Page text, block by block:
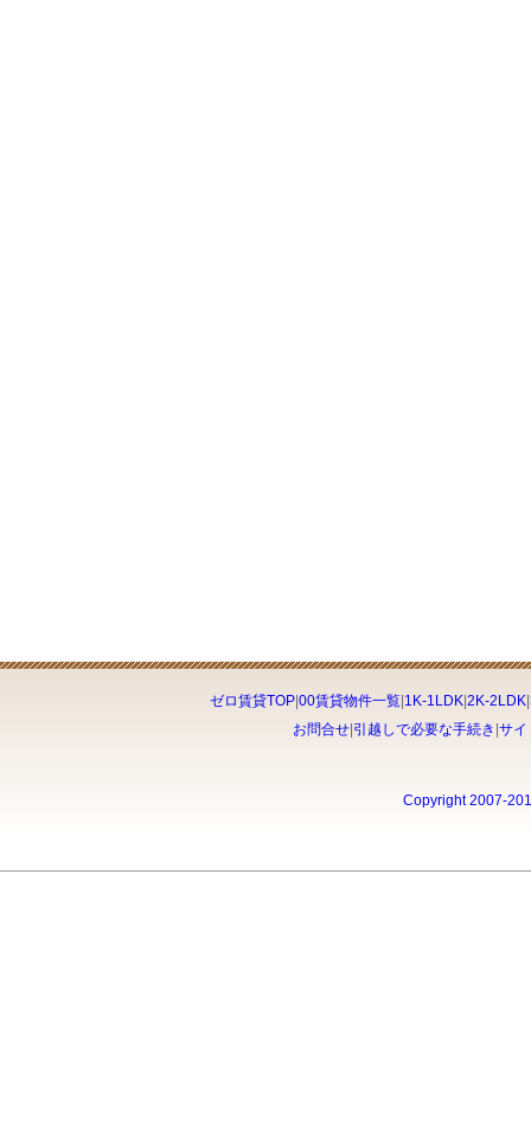
ゼロ賃貸TOP| 00賃貸物件一覧| 1K-1LDK| 2K-2LDK|
お問合せ 引越しで必要な手続き サイ
Copyright 2007-